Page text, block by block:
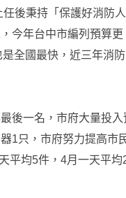
後秉持「保護好消防人
今年台中市編列預算更
全國最快，近三年消防
後一名，市府大量投
1只，市府努力提高
平均5件，4月一天平